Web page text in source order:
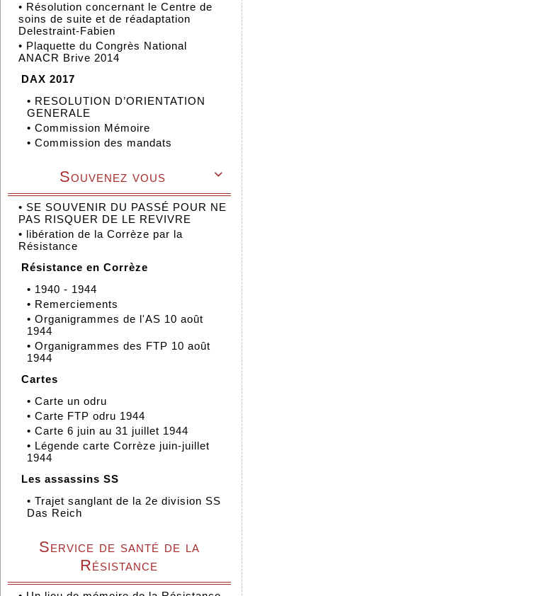
• Résolution concernant le Centre de
soins de suite et de réadaptation
Delestraint-Fabien
• Plaquette du Congrès National
ANACR Brive 2014
DAX 2017
• RESOLUTION D’ORIENTATION
GENERALE
• Commission Mémoire
• Commission des mandats

Souvenez vous
• SE SOUVENIR DU PASSÉ POUR NE
PAS RISQUER DE LE REVIVRE
• libération de la Corrèze par la
Résistance
Résistance en Corrèze
• 1940 - 1944
• Remerciements
• Organigrammes de l'AS 10 août
1944
• Organigrammes des FTP 10 août
1944
Cartes
• Carte un odru
• Carte FTP odru 1944
• Carte 6 juin au 31 juillet 1944
• Légende carte Corrèze juin-juillet
1944
Les assassins SS
• Trajet sanglant de la 2e division SS
Das Reich
Service de santé de la
Résistance